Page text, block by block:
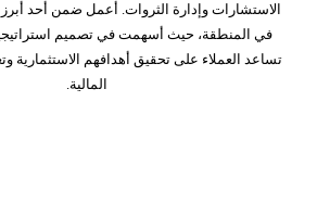
الاستشارات وإدارة الثروات. أعمل ضمن أحد أبرز
في المنطقة، حيث أسهمت في تصميم
تساعد العملاء على تحقيق أهدافهم الاستثمارية
المالية.